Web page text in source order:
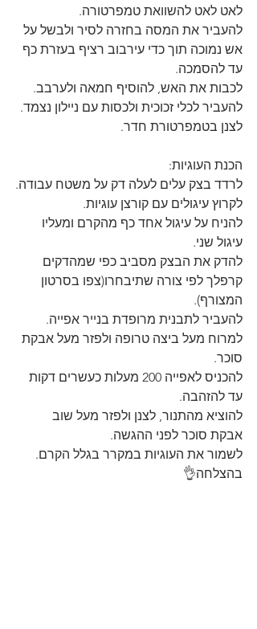
לאט לאט להשוואת טמפרטורה.
להעביר את המסה בחזרה לסיר ולבשל על
אש נמוכה תוך כדי עירבוב רציף בעזרת כף
עד להסמכה.
לכבות את האש, להוסיף חמאה ולערבב.
להעביר לכלי זכוכית ולכסות עם ניילון נצמד.
לצנן בטמפרטורת חדר.
הכנת העוגיות:
לרדד בצק עלים לעלה דק על משטח עבודה.
לקרוץ עיגולים עם קורצן עוגיות.
להניח על עיגול אחד כף מהקרם ומעליו
עיגול שני.
להדק את הבצק מסביב כפי שמהדקים
קרפלך לפי צורה שתיבחרו(צפו בסרטון
המצורף).
להעביר לתבנית מרופדת בנייר אפייה.
למרוח מעל ביצה טרופה ולפזר מעל אבקת
סוכר.
להכניס לאפייה 200 מעלות כעשרים דקות
עד להזהבה.
להוציא מהתנור, לצנן ולפזר מעל שוב
אבקת סוכר לפני ההגשה.
לשמור את העוגיות במקרר בגלל הקרם.
בהצלחה👌